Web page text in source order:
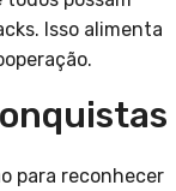
Isso alimenta
para reconhecer